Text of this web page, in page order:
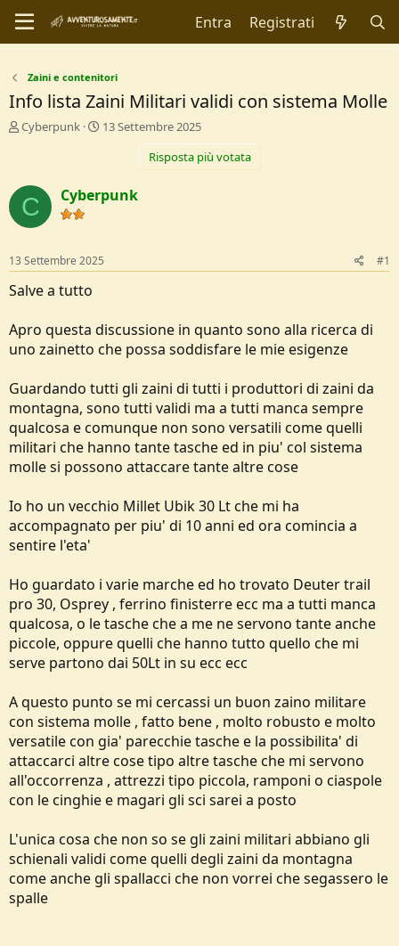
Entra Registrati
Zaini e contenitori
Info lista Zaini Militari validi con sistema Molle
C
t
o
r
D
i
s
s
s
o
n
e
Cyberpunk
D
d
i
i
z
13 Settembre 2025
Risposta più votata
C Cyberpunk
13 Settembre 2025 #1
Salve a tutto
Apro questa discussione in quanto sono alla ricerca di
uno zainetto che possa soddisfare le mie esigenze
Guardando tutti gli zaini di tutti i produttori di zaini da
montagna, sono tutti validi ma a tutti manca sempre
qualcosa e comunque non sono versatili come quelli
militari che hanno tante tasche ed in piu' col sistema
molle si possono attaccare tante altre cose
Io ho un vecchio Millet Ubik 30 Lt che mi ha
accompagnato per piu' di 10 anni ed ora comincia a
sentire l'eta'
Ho guardato i varie marche ed ho trovato Deuter trail
pro 30, Osprey , ferrino finisterre ecc ma a tutti manca
qualcosa, o le tasche che a me ne servono tante anche
piccole, oppure quelli che hanno tutto quello che mi
serve partono dai 50Lt in su ecc ecc
A questo punto se mi cercassi un buon zaino militare
con sistema molle , fatto bene , molto robusto e molto
versatile con gia' parecchie tasche e la possibilita' di
attaccarci altre cose tipo altre tasche che mi servono
all'occorrenza , attrezzi tipo piccola, ramponi o ciaspole
con le cinghie e magari gli sci sarei a posto
L'unica cosa che non so se gli zaini militari abbiano gli
schienali validi come quelli degli zaini da montagna
come anche gli spallacci che non vorrei che segassero le
spalle